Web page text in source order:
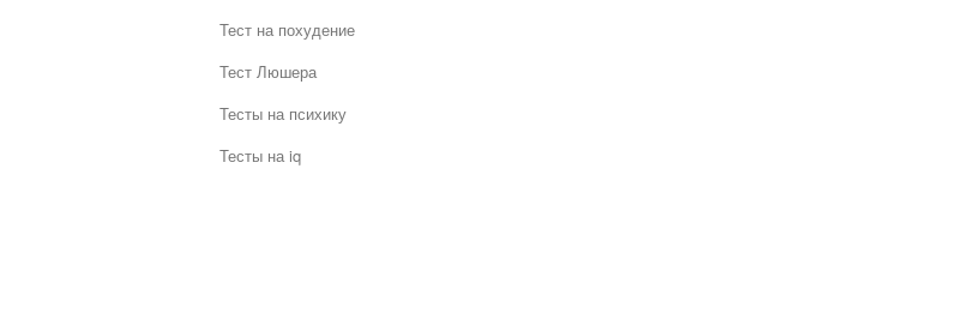
Тест на похудение
Тест Люшера
Тесты на психику
Тесты на iq